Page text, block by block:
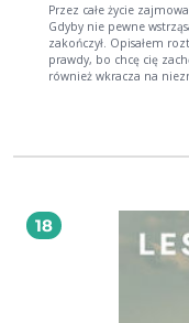
Przez całe życie
Gdyby nie pewne
zakończył. Opisałem rozterki, które towarzyszyły mi w mojej podróży w poszukiwaniu
prawdy, bo chcę cię
również wkracza na
więcej niż to, co jest
18